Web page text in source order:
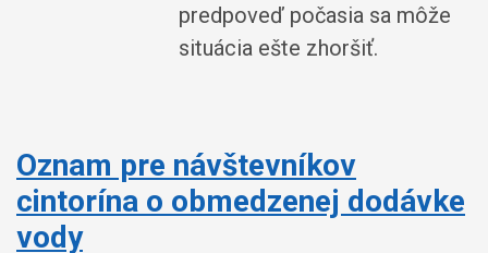
predpoveď počasia sa môže
situácia ešte zhoršiť.
Oznam pre návštevníkov
cintorína o obmedzenej dodávke
vody